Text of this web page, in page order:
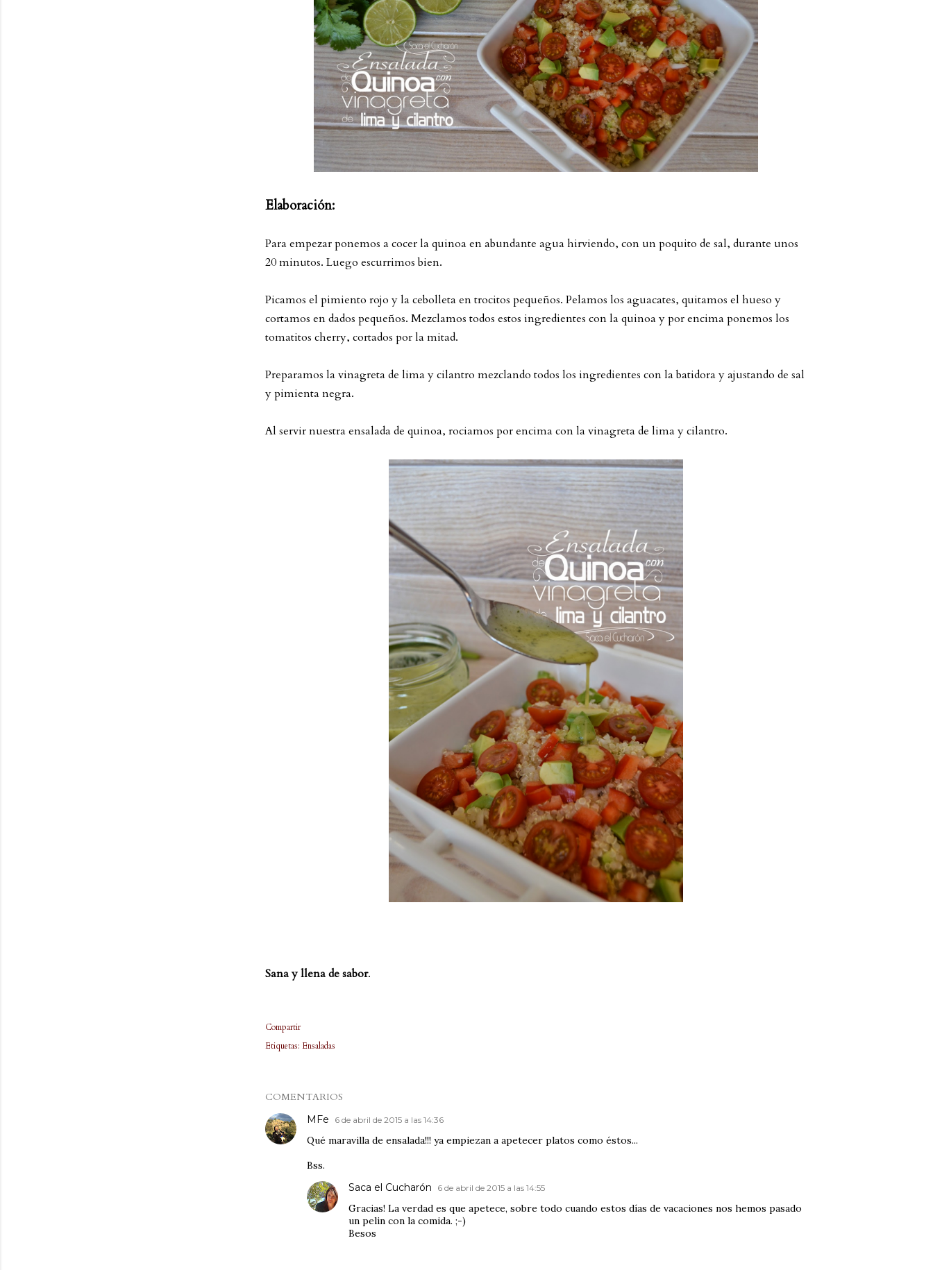
Elaboración:
Para empezar ponemos a cocer la quinoa en abundante agua hirviendo, con un poquito de sal, durante unos
20 minutos. Luego escurrimos bien.
Picamos el pimiento rojo y la cebolleta en trocitos pequeños. Pelamos los aguacates, quitamos el hueso y
cortamos en dados pequeños. Mezclamos todos estos ingredientes con la quinoa y por encima ponemos los
tomatitos cherry, cortados por la mitad.
Preparamos la vinagreta de lima y cilantro mezclando todos los ingredientes con la batidora y ajustando de sal
y pimienta negra.
Al servir nuestra ensalada de quinoa, rociamos por encima con la vinagreta de lima y cilantro.
Sana y llena de sabor.
Compartir
Etiquetas: Ensaladas
COMENTARIOS
MFe 6 de abril de 2015 a las 14:36
Qué maravilla de ensalada!!! ya empiezan a apetecer platos como éstos...
Bss.
Saca el Cucharón 6 de abril de 2015 a las 14:55
Gracias! La verdad es que apetece, sobre todo cuando estos días de vacaciones nos hemos pasado
un pelin con la comida. ;-)
Besos